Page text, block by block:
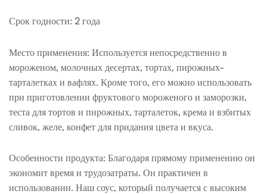
Срок годности: 2 года
Место применения: Используется непосредственно в
мороженом, молочных десертах, тортах, пирожных-
тарталетках и вафлях. Кроме того, его можно использовать
при приготовлении фруктового мороженого и заморозки,
теста для тортов и пирожных, тарталеток, крема и взбитых
сливок, желе, конфет для придания цвета и вкуса.
Особенности продукта: Благодаря прямому применению он
экономит время и трудозатраты. Он практичен в
использовании. Наш соус, который получается с высоким